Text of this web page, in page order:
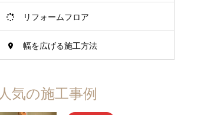
リフォームフロア
幅を広げる施工方法
人気の施工事例